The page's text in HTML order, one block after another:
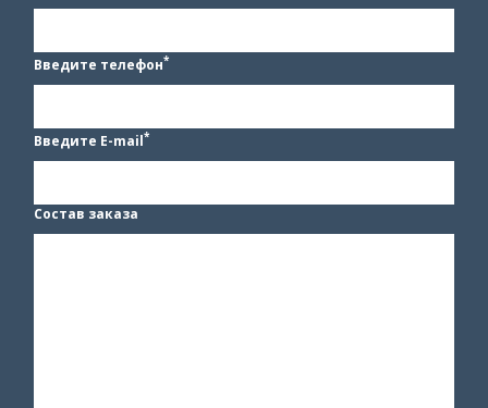
Введите телефон*
Введите E-mail*
Состав заказа